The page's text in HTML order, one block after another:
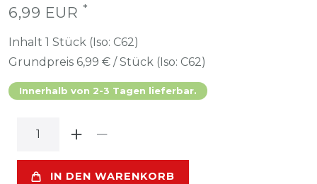
6,99 EUR *
Inhalt 1 Stück (Iso: C62)
Grundpreis 6,99 € / Stück (Iso: C62)
Innerhalb von 2-3 Tagen lieferbar.
IN DEN WARENKORB